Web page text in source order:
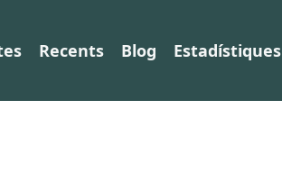
Recents Blog Estadístiques